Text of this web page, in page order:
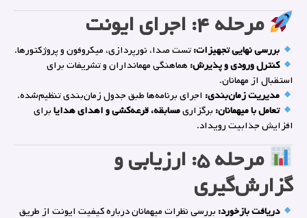
مرحله ۴: اجرای ایونت
بررسی نهایی تجهیزات:تست صدا، نورپردازی، میکروفون و پروژکتورها.
کنترل ورودی و پذیرش: هماهنگی مهمانداران و تشریفات برای
استقبال از مهمانان.
مدیریت زمان‌بندی: اجرای برنامه‌ها طبق جدول زمان‌بندی تنظیم‌شده.
تعامل با میهمانان: برگزاریمسابقه، قرعه‌کشی و اهدای هدایابرای
افزایش جذابیت رویداد.
مرحله ۵: ارزیابی و
گزارش‌گیری
دریافت بازخورد: بررسی نظرات میهمانان درباره کیفیت ایونت از طریق